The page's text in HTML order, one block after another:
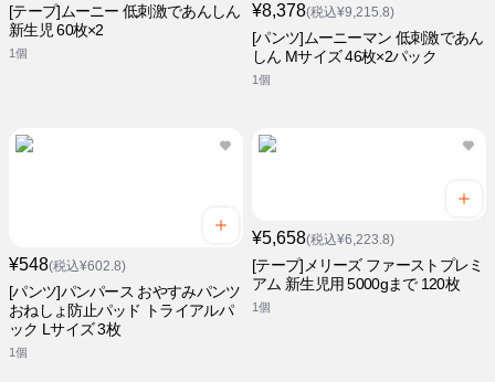
[テープ]ムーニー 低刺激であんしん
新生児 60枚×2
1個
¥8,378(税込¥9,215.8)
[パンツ]ムーニーマン 低刺激であん
しん Mサイズ 46枚×2パック
1個
¥548(税込¥602.8)
[パンツ]パンパース おやすみパンツ
おねしょ防止パッド トライアルパ
ック Lサイズ 3枚
1個
¥5,658(税込¥6,223.8)
[テープ]メリーズ ファーストプレミ
アム 新生児用 5000gまで 120枚
1個